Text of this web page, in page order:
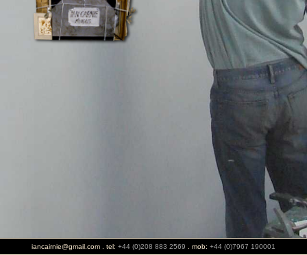
iancairnie@gmail.com . tel: +44 (0)208 883 2569 . mob: +44 (0)7967 190001